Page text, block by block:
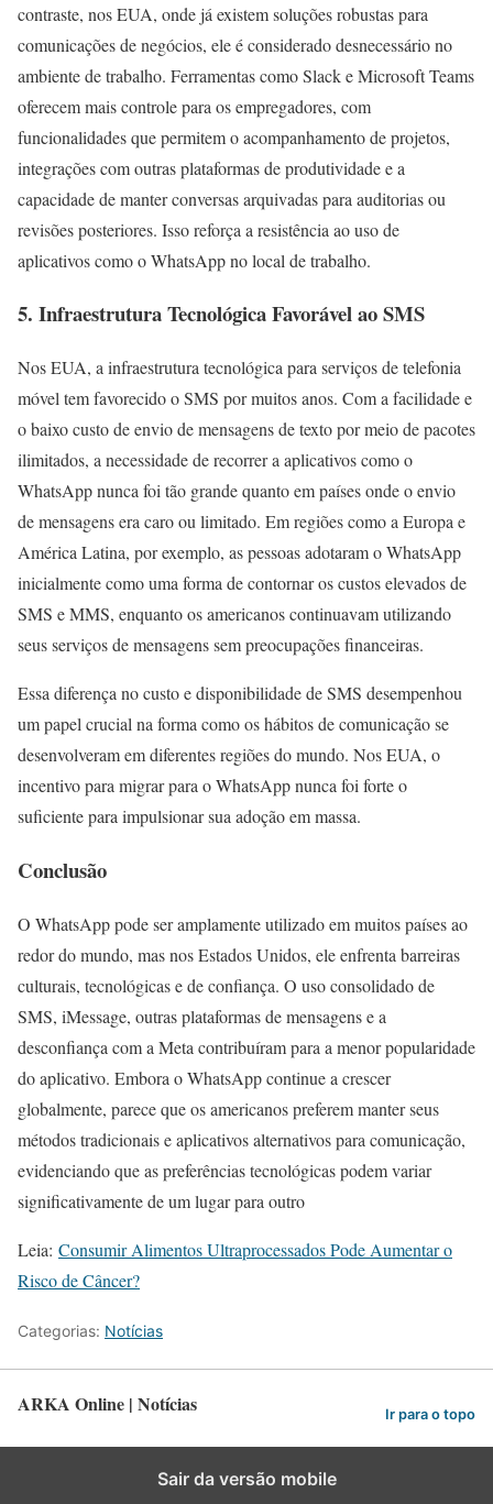
contraste, nos EUA, onde já existem soluções robustas para
comunicações de negócios, ele é considerado desnecessário no
ambiente de trabalho. Ferramentas como Slack e Microsoft Teams
oferecem mais controle para os empregadores, com
funcionalidades que permitem o acompanhamento de projetos,
integrações com outras plataformas de produtividade e a
capacidade de manter conversas arquivadas para auditorias ou
revisões posteriores. Isso reforça a resistência ao uso de
aplicativos como o WhatsApp no local de trabalho.
5. Infraestrutura Tecnológica Favorável ao SMS
Nos EUA, a infraestrutura tecnológica para serviços de telefonia
móvel tem favorecido o SMS por muitos anos. Com a facilidade e
o baixo custo de envio de mensagens de texto por meio de pacotes
ilimitados, a necessidade de recorrer a aplicativos como o
WhatsApp nunca foi tão grande quanto em países onde o envio
de mensagens era caro ou limitado. Em regiões como a Europa e
América Latina, por exemplo, as pessoas adotaram o WhatsApp
inicialmente como uma forma de contornar os custos elevados de
SMS e MMS, enquanto os americanos continuavam utilizando
seus serviços de mensagens sem preocupações financeiras.
Essa diferença no custo e disponibilidade de SMS desempenhou
um papel crucial na forma como os hábitos de comunicação se
desenvolveram em diferentes regiões do mundo. Nos EUA, o
incentivo para migrar para o WhatsApp nunca foi forte o
suficiente para impulsionar sua adoção em massa.
Conclusão
O WhatsApp pode ser amplamente utilizado em muitos países ao
redor do mundo, mas nos Estados Unidos, ele enfrenta barreiras
culturais, tecnológicas e de confiança. O uso consolidado de
SMS, iMessage, outras plataformas de mensagens e a
desconfiança com a Meta contribuíram para a menor popularidade
do aplicativo. Embora o WhatsApp continue a crescer
globalmente, parece que os americanos preferem manter seus
métodos tradicionais e aplicativos alternativos para comunicação,
evidenciando que as preferências tecnológicas podem variar
significativamente de um lugar para outro
Leia: Consumir Alimentos Ultraprocessados ​​Pode Aumentar o
Risco de Câncer?
Categorias: Notícias
ARKA Online | Notícias Ir para o topo
Sair da versão mobile